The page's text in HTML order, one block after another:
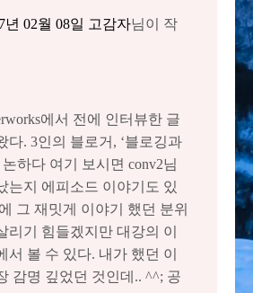
년 02월 08일 고감자님이 작
에서 전에 인터뷰한 글
다. 3인의 블로거, ‘블로깅과
하다 여기 보시면 conv2님
는지 에피소드 이야기도 있
그 재밋게 이야기 했던 분위
리기 힘들겠지만 대강의 이
서 볼 수 있다. 내가 했던 이
감명 깊었던 것인데.. ^^; 공